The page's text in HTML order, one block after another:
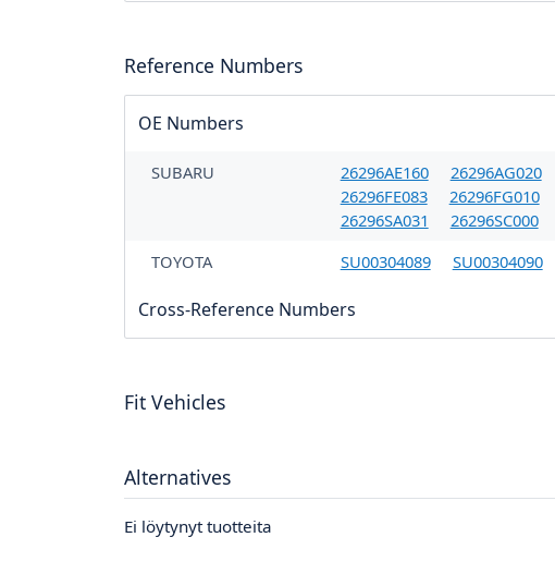
Reference Numbers
OE Numbers
SUBARU 26296AE160 26296AG020
26296FE083
26296FG010
26296SA031
26296SC000
TOYOTA
SU00304089 SU00304090
Cross-Reference Numbers
Fit Vehicles
Alternatives
Ei löytynyt tuotteita